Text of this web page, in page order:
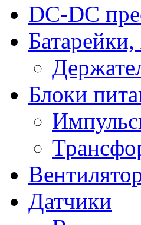
DC-DC
Блоки
Датчики